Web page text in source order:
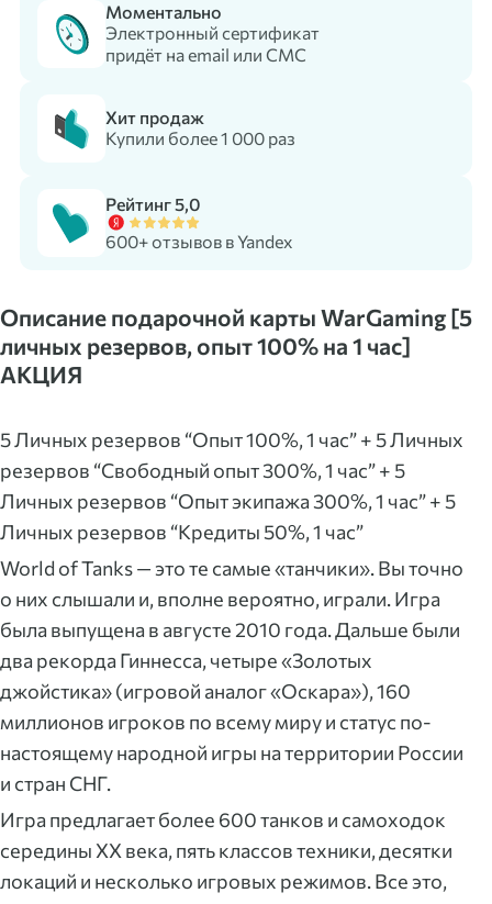
Моментально
Электронный сертификат
придёт на email или СМС
Хит продаж
Купили более 1 000 раз
Рейтинг 5,0
600+ отзывов в Yandex
Описание подарочной карты WarGaming [5
личных резервов, опыт 100% на 1 час]
АКЦИЯ
5 Личных резервов “Опыт 100%, 1 час” + 5 Личных
резервов “Свободный опыт 300%, 1 час” + 5
Личных резервов “Опыт экипажа 300%, 1 час” + 5
Личных резервов “Кредиты 50%, 1 час”
World of Tanks — это те самые «танчики». Вы точно
о них слышали и, вполне вероятно, играли. Игра
была выпущена в августе 2010 года. Дальше были
два рекорда Гиннесса, четыре «Золотых
джойстика» (игровой аналог «Оскара»), 160
миллионов игроков по всему миру и статус по-
настоящему народной игры на территории России
и стран СНГ.
Игра предлагает более 600 танков и самоходок
середины ХХ века, пять классов техники, десятки
локаций и несколько игровых режимов. Все это,